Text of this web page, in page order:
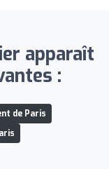
apparaît
:
de Paris